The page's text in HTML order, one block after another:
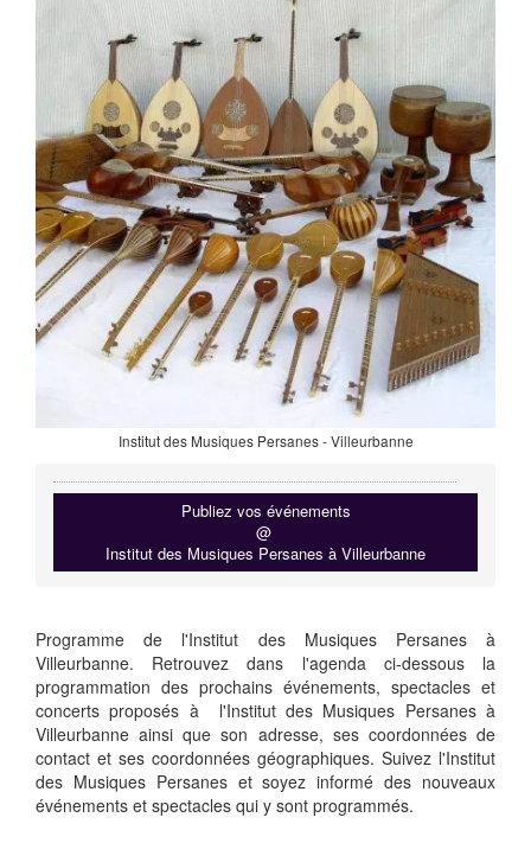
Institut des Musiques Persanes - Villeurbanne
Publiez vos événements
@
Institut des Musiques Persanes à Villeurbanne
Programme de l'Institut des Musiques Persanes à
Villeurbanne. Retrouvez dans l'agenda ci-dessous la
programmation des prochains événements, spectacles et
concerts proposés à l'Institut des Musiques Persanes à
Villeurbanne ainsi que son adresse, ses coordonnées de
contact et ses coordonnées géographiques. Suivez l'Institut
des Musiques Persanes et soyez informé des nouveaux
événements et spectacles qui y sont programmés.